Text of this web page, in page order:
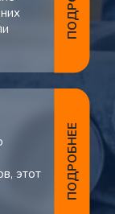
этот
ПОДРОБНЕЕ